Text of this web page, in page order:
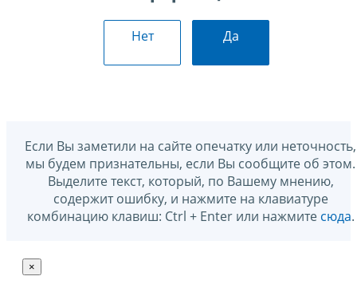
Нет Да
Если Вы заметили на сайте опечатку или неточность,
мы будем признательны, если Вы сообщите об этом.
Выделите текст, который, по Вашему мнению,
содержит ошибку, и нажмите на клавиатуре
комбинацию клавиш: Ctrl + Enter или нажмите сюда.
×